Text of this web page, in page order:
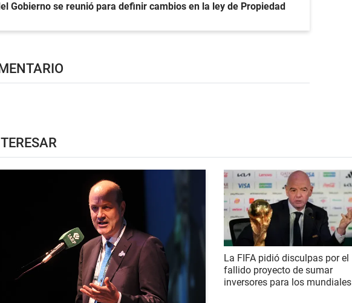
Gobierno se reunió para definir cambios en la ley de Propiedad
La FIFA pidió disculpas por el
fallido proyecto de sumar
inversores para los mundiales